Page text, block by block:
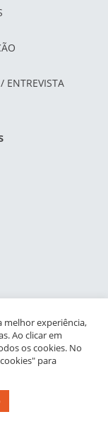
ENTREVISTA
a Infância e
da Praia Vermelha
melhor experiência,
Ao clicar em
os cookies. No
para